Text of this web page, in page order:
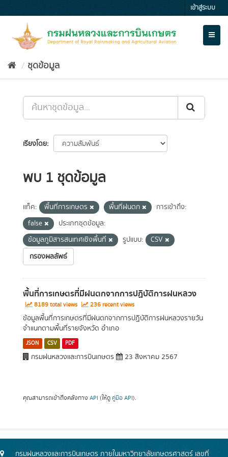
to
เข้าสู่ระบบ
ชุดข้อมูล
เรียงโดย
พบ 1 ชุดข้อมูล
แท็ค: พื้นที่การเกษตร พื้นที่ฝนตก
การเข้าถึง:
false
ประเภทชุดข้อมูล:
ข้อมูลภูมิสารสนเทศเชิงพื้นที่
รูปแบบ:
CSV
กรองผลลัพธ์
พื้นที่การเกษตรที่มีฝนตกจากการปฏิบัติการฝนหลวง
8189 total views 236 recent views
ข้อมูลพื้นที่การเกษตรที่มีฝนตกจากการปฏิบัติการฝนหลวงรายวัน
จำแนกตามพื้นที่รายจังหวัด อำเภอ
JSON CSV PDF
กรมฝนหลวงและการบินเกษตร 23 สิงหาคม 2567
คุณสามารถเข้าถึงคลังทาง API (ให้ดู คู่มือ API).
กรมฝนหลวงและการบินเกษตร ภายในมหาวิทยาลัยเกษตรศาสตร์ เลขที่